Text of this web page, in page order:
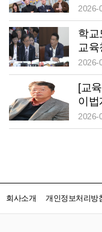
2026-
학
교
2026-
[교
이법
2026-
회사소개 개인정보처리방